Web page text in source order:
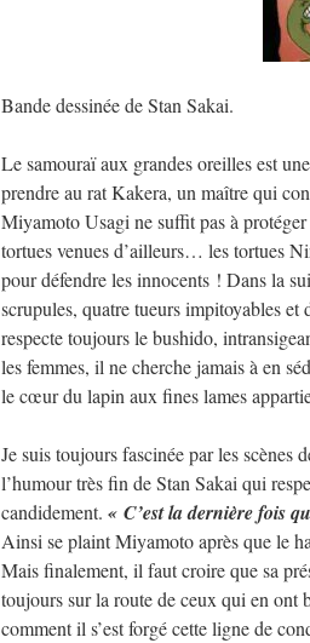
Bande dessinée de Stan Sakai.
Le samouraï aux grandes oreilles est
prendre au rat Kakera, un maître qui
Miyamoto Usagi ne suffit pas à
tortues venues d’ailleurs… les tortues
pour défendre les innocents ! Dans la
scrupules, quatre tueurs impitoyables et
respecte toujours le bushido,
les femmes, il ne cherche jamais à en
le cœur du lapin aux fines lames
Je suis toujours fascinée par les scènes
l’humour très fin de Stan Sakai qui
candidement. « C’est la dernière fois
Ainsi se plaint Miyamoto après que le
Mais finalement, il faut croire que sa
toujours sur la route de ceux qui en ont
comment il s’est forgé cette ligne de